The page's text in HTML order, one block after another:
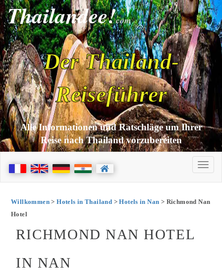
Thailandee!com
Der Thailand-
Reiseführer
Alle Informationen und Ratschläge um Ihrer
Reise nach Thailand vorzubereiten
Willkommen>Hotels in Thailand >Hotels in Nan > Richmond Nan
Hotel
RICHMOND NAN HOTEL
IN NAN